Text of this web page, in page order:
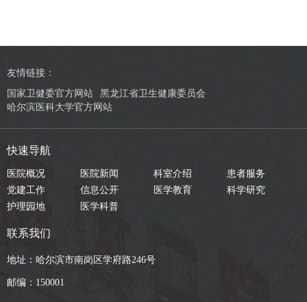
友情链接：
国家卫健委官方网站
黑龙江省卫生健康委员会
哈尔滨医科大学官方网站
快速导航
医院概况 医院新闻 科室介绍
患者服务
党建工作
信息公开 医学教育
科学研究
护理园地
医学科普
联系我们
地址：哈尔滨市南岗区学府路246号
邮编：150001